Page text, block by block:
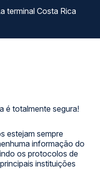
é totalmente segura!
estejam sempre
informação do
os protocolos de
instituições
La terminal Costa Rica